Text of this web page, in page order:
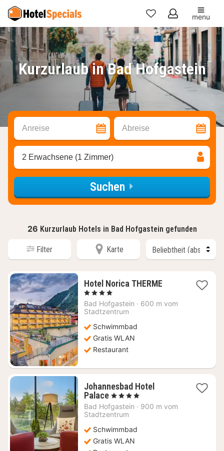
Meine
Favoriten
menu
Kurzurlaub in Bad Hofgastein
Anreise Abreise
2 Erwachsene (1 Zimmer)
Suchen
26 Kurzurlaub Hotels in Bad Hofgastein gefunden
Filter Karte
Hotel Norica THERME1
ab
, 4 Sterne
Bad Hofgastein · 600 m vom
Stadtzentrum
Schwimmbad
Gratis WLAN
Restaurant
Johannesbad Hotel
Palace1
Nacht
ab
€
, 4 Sterne
Bad Hofgastein · 900 m vom
Stadtzentrum
Schwimmbad
Gratis WLAN